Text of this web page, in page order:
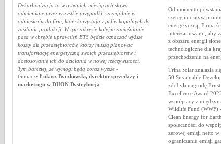
Dekarbonizacja to w ostatnich miesiącach słowo
odmieniane przez wszystkie przypadki, szczególnie w
odniesieniu do firm, które korzystają z paliw kopalnych do
zasilania produkcji. W tym zakresie kolejne zacieśnianie
pasa w obrębie uprawnień ETS będzie oznaczać wyższe
koszty dla przedsiębiorców, którzy muszą planować
transformację energetyczną swoich przedsiębiorstw i
dostosowanie ich do działania w nowej rzeczywistości.
Tym bardziej, że wymogi będą coraz wyższe -
tłumaczy Łukasz Byczkowski, dyrektor sprzedaży i
marketingu w DUON Dystrybucja
Od momentu
szereg inicjatyw
energetyczną. Firma
interesariuszami, aby
z obszaru energii
technologiczne dla
przechodzeniu na
Trina Solar znalazła
50 Sustainable
zdobyła nagrodę
Excellence Award
współpracy z
Wildlife Fund (WWF)
Clean Energy for
społeczności do
zerowej emisji netto w
ograniczaniu emisji